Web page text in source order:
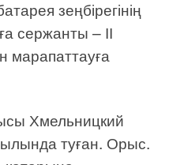
зеңбірегінің
сержанты – ІІ
марапаттауға
Хмельницкий
туған. Орыс.